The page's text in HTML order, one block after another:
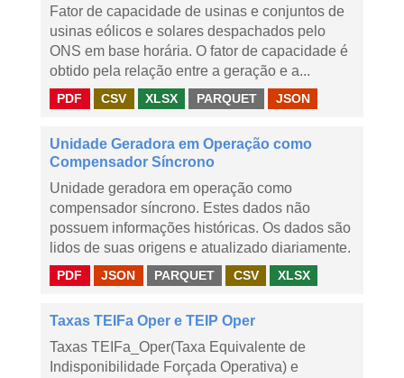
Fator de capacidade de usinas e conjuntos de
usinas eólicos e solares despachados pelo
ONS em base horária. O fator de capacidade é
obtido pela relação entre a geração e a...
PDF CSV XLSX PARQUET JSON
Unidade Geradora em Operação como
Compensador Síncrono
Unidade geradora em operação como
compensador síncrono. Estes dados não
possuem informações históricas. Os dados são
lidos de suas origens e atualizado diariamente.
PDF JSON PARQUET CSV XLSX
Taxas TEIFa Oper e TEIP Oper
Taxas TEIFa_Oper(Taxa Equivalente de
Indisponibilidade Forçada Operativa) e